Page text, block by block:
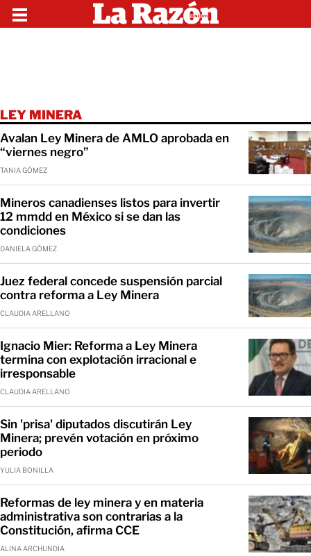
LEY MINERA
Avalan Ley Minera de AMLO aprobada en
“viernes negro”
TANIA GÓMEZ
Mineros canadienses listos para invertir
12 mmdd en México si se dan las
condiciones
DANIELA GÓMEZ
Juez federal concede suspensión parcial
contra reforma a Ley Minera
CLAUDIA ARELLANO
Ignacio Mier: Reforma a Ley Minera
termina con explotación irracional e
irresponsable
CLAUDIA ARELLANO
Sin 'prisa' diputados discutirán Ley
Minera; prevén votación en próximo
periodo
YULIA BONILLA
Reformas de ley minera y en materia
administrativa son contrarias a la
Constitución, afirma CCE
ALINA ARCHUNDIA